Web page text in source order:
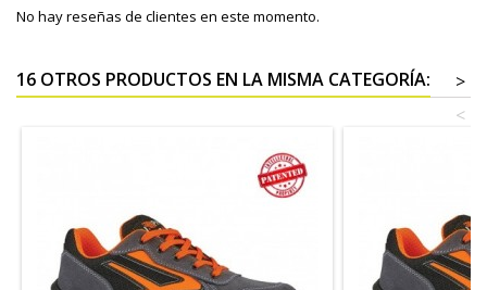
No hay reseñas de clientes en este momento.
16 OTROS PRODUCTOS EN LA MISMA CATEGORÍA:
>
<